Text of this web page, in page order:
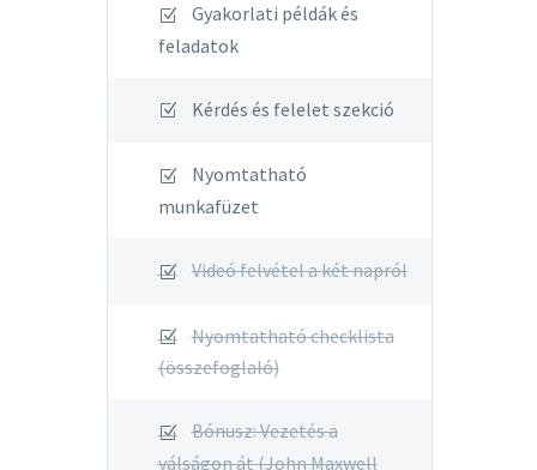
Gyakorlati példák és
feladatok
Kérdés és felelet szekció
Nyomtatható
munkafüzet
Videó felvétel a két napról
Nyomtatható checklista
(összefoglaló)
Bónusz: Vezetés a
válságon át (John Maxwell